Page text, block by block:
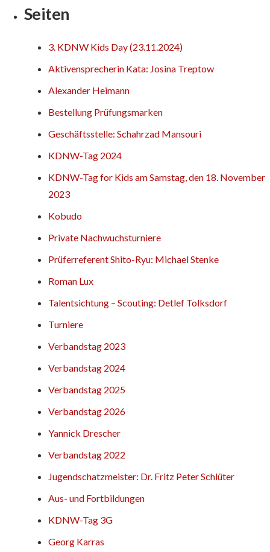
Seiten
3. KDNW Kids Day (23.11.2024)
Aktivensprecherin Kata: Josina Treptow
Alexander Heimann
Bestellung Prüfungsmarken
Geschäftsstelle: Schahrzad Mansouri
KDNW-Tag 2024
KDNW-Tag for Kids am Samstag, den 18. November
2023
Kobudo
Private Nachwuchsturniere
Prüferreferent Shito-Ryu: Michael Stenke
Roman Lux
Talentsichtung – Scouting: Detlef Tolksdorf
Turniere
Verbandstag 2023
Verbandstag 2024
Verbandstag 2025
Verbandstag 2026
Yannick Drescher
Verbandstag 2022
Jugendschatzmeister: Dr. Fritz Peter Schlüter
Aus- und Fortbildungen
KDNW-Tag 3G
Georg Karras